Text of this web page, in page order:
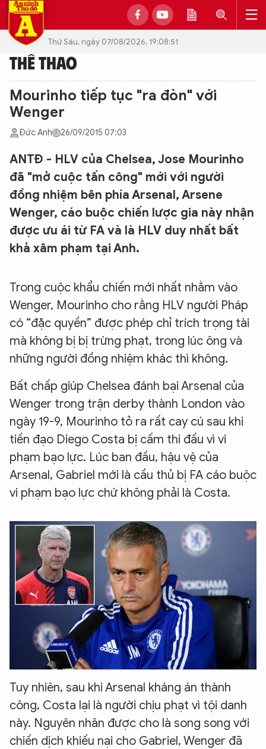
Thứ Sáu, ngày 07/08/2026, 19:08:51
THỂ THAO
Mourinho tiếp tục "ra đòn" với
Wenger
Đức Anh 26/09/2015 07:03
ANTĐ - HLV của Chelsea, Jose Mourinho
đã "mở cuộc tấn công" mới với người
đồng nhiệm bên phía Arsenal, Arsene
Wenger, cáo buộc chiến lược gia này nhận
được ưu ái từ FA và là HLV duy nhất bất
khả xâm phạm tại Anh.
Trong cuộc khẩu chiến mới nhất nhằm vào
Wenger, Mourinho cho rằng HLV người Pháp
có “đặc quyền” được phép chỉ trích trọng tài
mà không bị bị trừng phạt, trong lúc ông và
những người đồng nhiệm khác thì không.
Bất chấp giúp Chelsea đánh bại Arsenal của
Wenger trong trận derby thành London vào
ngày 19-9, Mourinho tỏ ra rất cay cú sau khi
tiền đạo Diego Costa bị cấm thi đấu vì vi
phạm bạo lực. Lúc ban đầu, hậu vệ của
Arsenal, Gabriel mới là cầu thủ bị FA cáo buộc
vi phạm bạo lực chứ không phải là Costa.
Tuy nhiên, sau khi Arsenal kháng án thành
công, Costa lại là người chịu phạt vì tội danh
này. Nguyên nhân được cho là song song với
chiến dịch khiếu nại cho Gabriel, Wenger đã